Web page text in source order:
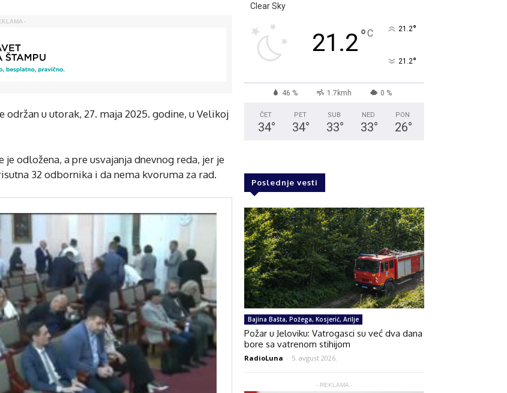
-
održan u utorak, 27. maja 2025. godine, u Velikoj
je odložena, a pre usvajanja dnevnog reda, jer je
32 odbornika i da nema kvoruma za rad.
Clear Sky
21.2°C 21.2°
21.2°
46 % 1.7kmh 0 %
ČET
34°
PET
34°
SUB
33°
NED
33°
PON
26°
Poslednje vesti
Bajina Bašta, Požega, Kosjerić, Arilje
Požar u Jeloviku: Vatrogasci su već dva dana
bore sa vatrenom stihijom
RadioLuna - 5. avgust 2026.
- REKLAMA -